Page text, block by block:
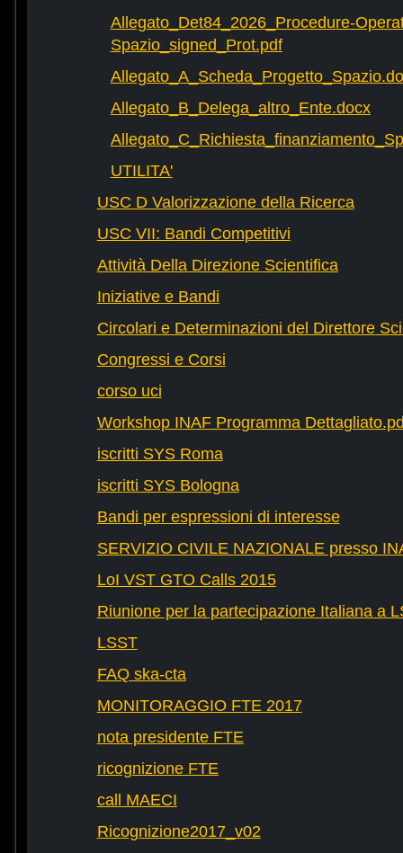
Allegato_Det84_2026_Procedure-
Spazio_signed_Prot.pdf
Allegato_B_Delega_altro_Ente.docx
UTILITA'
USC D Valorizzazione della Ricerca
USC VII: Bandi Competitivi
Attività Della Direzione Scientifica
Iniziative e Bandi
Circolari e Determinazioni del Direttore
Congressi e Corsi
corso uci
Workshop INAF Programma
iscritti SYS Roma
iscritti SYS Bologna
Bandi per espressioni di interesse
SERVIZIO CIVILE NAZIONALE presso
LoI VST GTO Calls 2015
Riunione per la partecipazione Italiana a
LSST
FAQ ska-cta
MONITORAGGIO FTE 2017
nota presidente FTE
ricognizione FTE
call MAECI
Ricognizione2017_v02